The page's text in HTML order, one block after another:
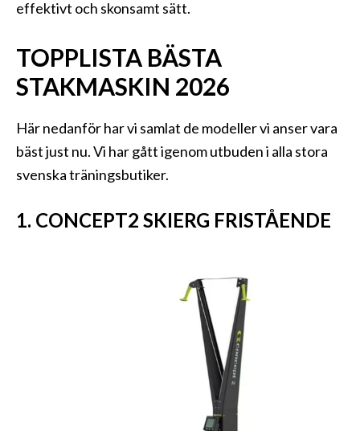
effektivt och skonsamt sätt.
TOPPLISTA BÄSTA
STAKMASKIN 2026
Här nedanför har vi samlat de modeller vi anser vara
bäst just nu. Vi har gått igenom utbuden i alla stora
svenska träningsbutiker.
1. CONCEPT2 SKIERG FRISTÅENDE